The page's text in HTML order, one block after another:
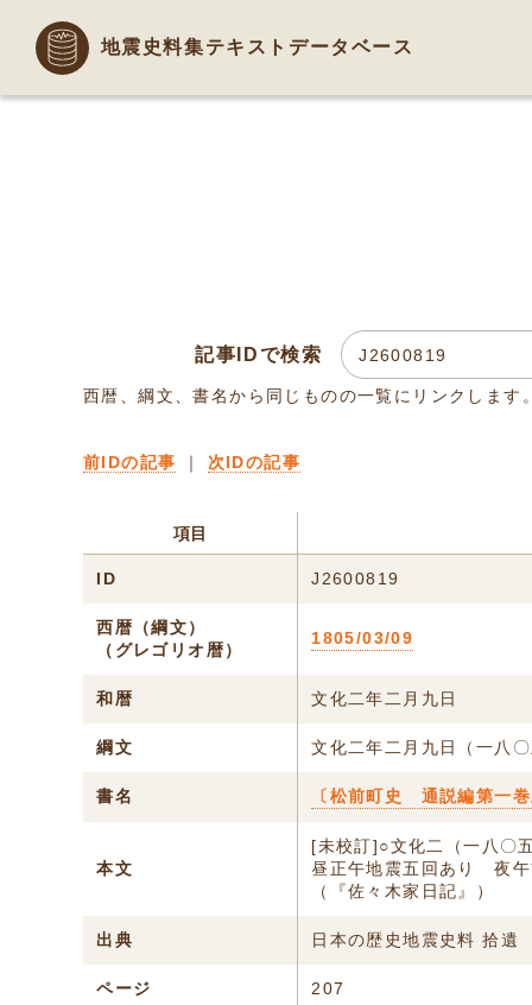
地震史料集テキストデータベース
記事IDで検索
西暦、綱文、書名から同じものの一覧にリンクします
前IDの記事 ｜ 次IDの記事
項目
ID J2600819
西暦（綱文）
（グレゴリオ暦）
1805/03/09
和暦 文化二年二月九日
綱文 文化二年二月九日（一八
書名 〔松前町史 通説編第一
本文
[未校訂]○文化二（一八〇
昼正午地震五回あり 夜
（『佐々木家日記』）
出典 日本の歴史地震史料 拾遺
ページ 207